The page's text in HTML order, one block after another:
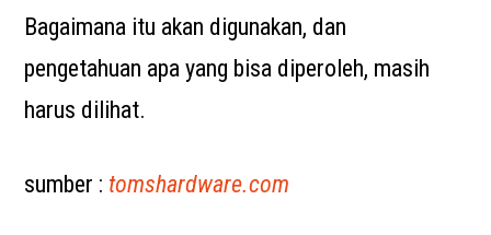
Bagaimana itu akan digunakan, dan
pengetahuan apa yang bisa diperoleh, masih
harus dilihat.
sumber : tomshardware.com